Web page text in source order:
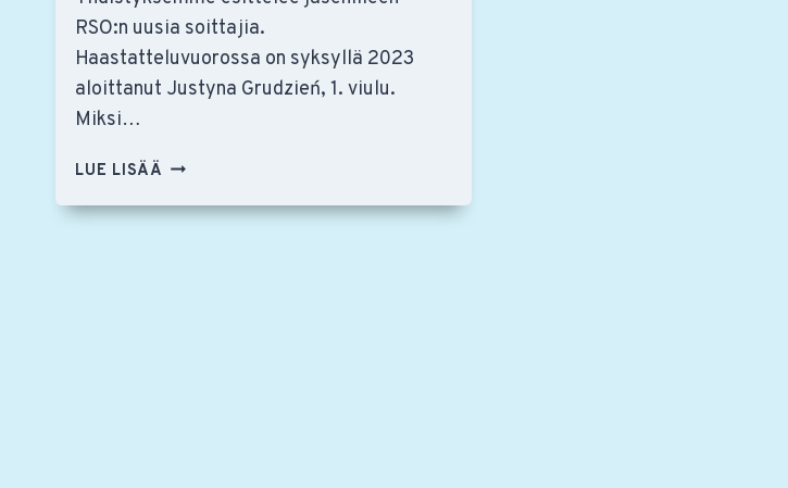
RSO:n uusia soittajia.
Haastatteluvuorossa on syksyllä 2023
aloittanut Justyna Grudzień, 1. viulu.
Miksi…
LUE LISÄÄ RSO:N
SOITTAJIA: